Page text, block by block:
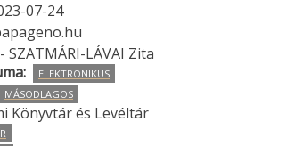
07-24
SZATMÁRI-LÁVAI Zita
ELEKTRONIKUS
MÁSODLAGOS
Könyvtár és Levéltár